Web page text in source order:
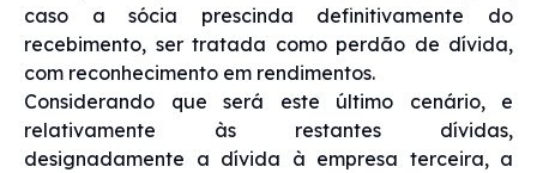
caso a sócia prescinda definitivamente do
recebimento, ser tratada como perdão de dívida,
com reconhecimento em rendimentos.
Considerando que será este último cenário, e
relativamente às restantes dívidas,
designadamente a dívida à empresa terceira, a